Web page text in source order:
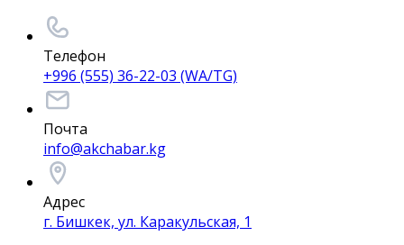
Телефон
+996 (555) 36-22-03 (WA/TG)
Почта
info@akchabar.kg
Адрес
г. Бишкек, ул. Каракульская, 1